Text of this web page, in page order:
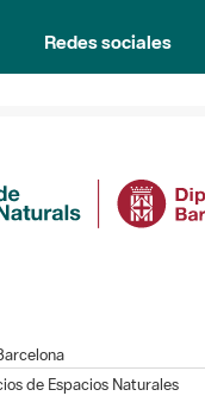
Redes sociales
de Espacios Naturales